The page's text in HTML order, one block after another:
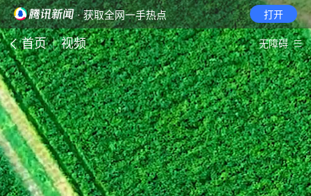
· 获取全网一手热点 打开
首页 视频 无障碍